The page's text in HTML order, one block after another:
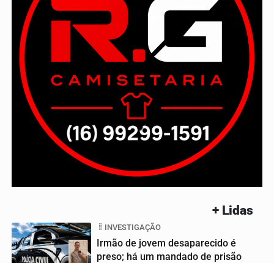
+ Lidas
INVESTIGAÇÃO
Irmão de jovem desaparecido é
preso; há um mandado de prisão